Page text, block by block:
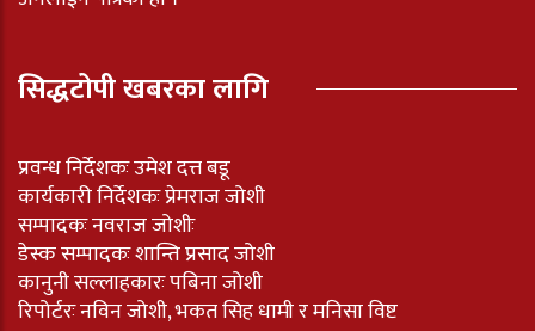
सिद्धटोपी खबरका लागि
प्रवन्ध निर्देशकः उमेश दत्त बडू
कार्यकारी निर्देशकः प्रेमराज जोशी
सम्पादकः नवराज जोशीः
डेस्क सम्पादकः शान्ति प्रसाद जोशी
कानुनी सल्लाहकारः पबिना जोशी
रिपोर्टरः नविन जोशी, भकत सिह धामी र मनिसा विष्ट